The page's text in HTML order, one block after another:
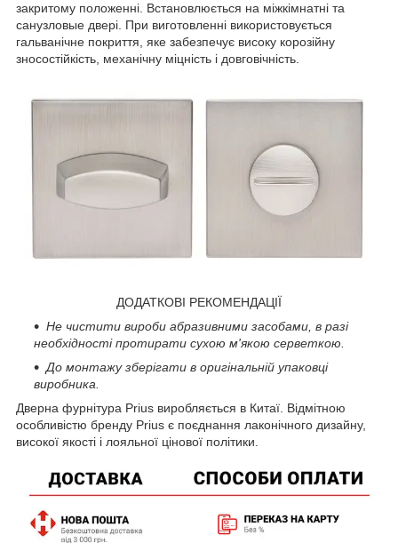
закритому положенні. Встановлюється на міжкімнатні та
санузловые двері. При виготовленні використовується
гальванічне покриття, яке забезпечує високу корозійну
зносостійкість, механічну міцність і довговічність.
ДОДАТКОВІ РЕКОМЕНДАЦІЇ
Не чистити вироби абразивними засобами, в разі
необхідності протирати сухою м'якою серветкою.
До монтажу зберігати в оригінальній упаковці
виробника.
Дверна фурнітура Prius виробляється в Китаї. Відмітною
особливістю бренду Prius є поєднання лаконічного дизайну,
високої якості і лояльної цінової політики.